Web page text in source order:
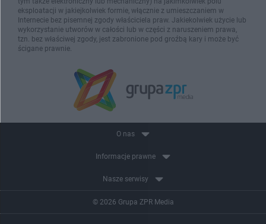
eksploatacji w jakiejkolwiek formie, włącznie z umieszczaniem w
Internecie bez pisemnej zgody właściciela praw. Jakiekolwiek użycie lub
wykorzystanie utworów w całości lub w części z naruszeniem prawa,
tzn. bez właściwej zgody, jest zabronione pod groźbą kary i może być
ścigane prawnie.
O nas
Informacje prawne
Nasze serwisy
© 2026 Grupa ZPR Media